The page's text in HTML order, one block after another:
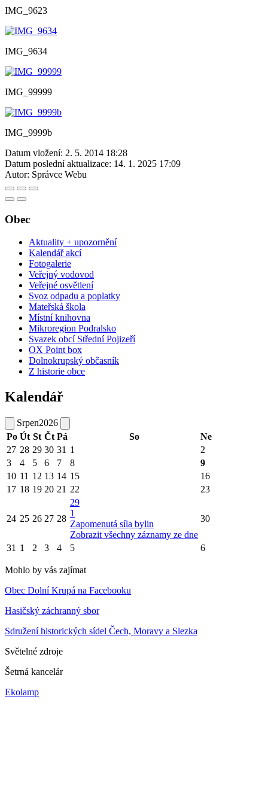
IMG_9623
IMG_9634
IMG_99999
IMG_9999b
Datum vložení: 2. 5. 2014 18:28
Datum poslední aktualizace: 14. 1. 2025 17:09
Autor: Správce Webu
Obec
Aktuality + upozornění
Kalendář akcí
Fotogalerie
Veřejný vodovod
Veřejné osvětlení
Svoz odpadu a poplatky
Mateřská škola
Místní knihovna
Mikroregion Podralsko
Svazek obcí Střední Pojizeří
OX Point box
Dolnokrupský občasník
Z historie obce
Kalendář
Srpen2026
Po Út St Čt Pá So
Ne
27 28 29 30 31 1
2
3
4 5 6 7 8
9
10 11 12 13 14 15
16
17 18 19 20 21 22 23
24 25 26 27 28
29
1
Zapomenutá síla bylin
Zobrazit všechny záznamy ze dne
30
31 1 2 3 4 5 6
Mohlo by vás zajímat
Obec Dolní Krupá na Facebooku
Hasičský záchranný sbor
Sdružení historických sídel Čech, Moravy a Slezka
Světelné zdroje
Šetrná kancelár
Ekolamp